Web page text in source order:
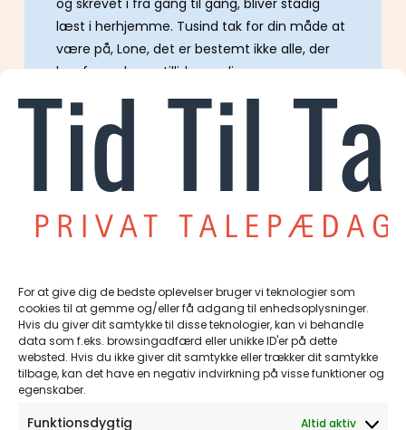
For at give dig de bedste oplevelser bruger vi teknologier som
cookies til at gemme og/eller få adgang til enhedsoplysninger.
Hvis du giver dit samtykke til disse teknologier, kan vi behandle
data som f.eks. browsingadfærd eller unikke ID'er på dette
websted. Hvis du ikke giver dit samtykke eller trækker dit samtykke
tilbage, kan det have en negativ indvirkning på visse funktioner og
egenskaber.
Funktionsdygtig Altid aktiv
og skrevet i fra gang til gang, bliver stadig
læst i herhjemme. Tusind tak for din måde at
være på, Lone, det er bestemt ikke alle, der
kan fange børns tillid som dig
Jeg giver Lone de bedste anbefalinger herfra
– og hun er allerede anbefalet til flere.
Kærlig hilsen
Stine og Hassan (Aarhus), forældre
til Zakarias (6 år)
Jeg vil gerne give en anbefaling – Lone Berg